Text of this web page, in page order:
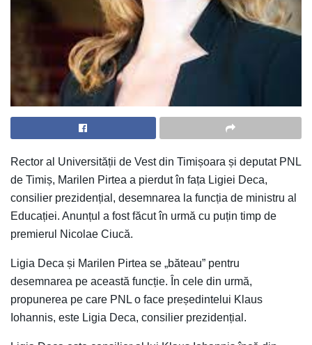
Rector al Universității de Vest din Timișoara și deputat PNL
de Timiș, Marilen Pirtea a pierdut în fața Ligiei Deca,
consilier prezidențial, desemnarea la funcția de ministru al
Educației. Anunțul a fost făcut în urmă cu puțin timp de
premierul Nicolae Ciucă.
Ligia Deca și Marilen Pirtea se „băteau” pentru
desemnarea pe această funcție. În cele din urmă,
propunerea pe care PNL o face președintelui Klaus
Iohannis, este Ligia Deca, consilier prezidențial.